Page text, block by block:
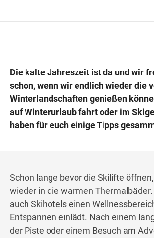
Die kalte Jahreszeit ist da und wir
schon, wenn wir endlich wieder die
Winterlandschaften genießen
auf Winterurlaub fahrt oder im
haben für euch einige Tipps
Schon lange bevor die Skilifte
wieder in die warmen
auch Skihotels einen
Entspannen einlädt. Nach einem
der Piste oder einem Besuch am